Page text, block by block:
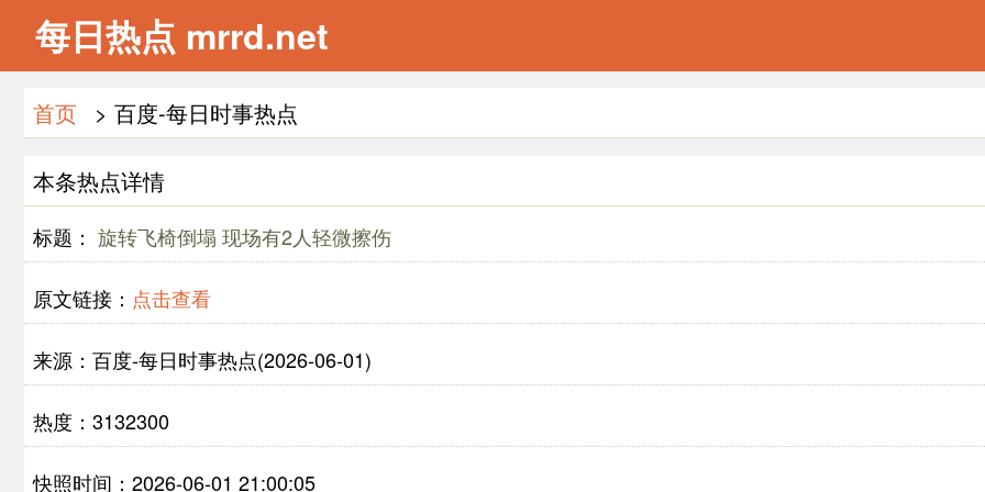
每日热点 mrrd.net
首页 > 百度-每日时事热点
本条热点详情
标题： 旋转飞椅倒塌 现场有2人轻微擦伤
原文链接： 点击查看
来源：百度-每日时事热点(2026-06-01)
热度：3132300
快照时间：2026-06-01 21:00:05